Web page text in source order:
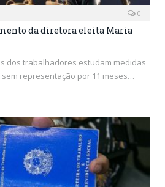
0
da diretora eleita Maria
dos trabalhadores estudam medidas
representação por 11 meses…